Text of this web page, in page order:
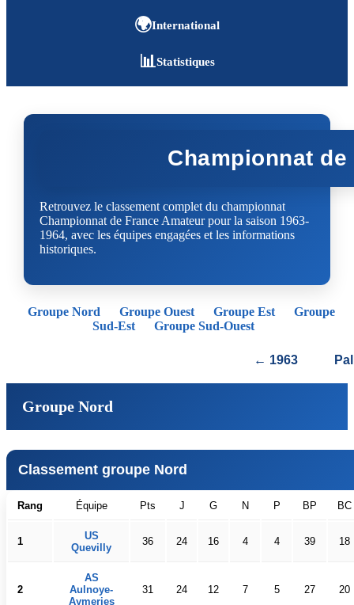
🌍International
📊Statistiques
Championnat
Retrouvez le classement complet du championnat
Championnat de France Amateur pour la saison 1963-
1964, avec les équipes engagées et les informations
historiques.
Groupe Nord Groupe Ouest Groupe Est
Groupe
Sud-Est
Groupe Sud-Ouest
← 1963
Groupe Nord
Classement groupe Nord
Rang Équipe Pts J G N P BP BC
1
US
Quevilly
36 24 16 4 4 39 18
2
AS
Aulnoye-
Aymeries
31 24 12 7 5 27 20